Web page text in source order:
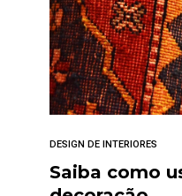
DESIGN DE INTERIORES
Saiba como